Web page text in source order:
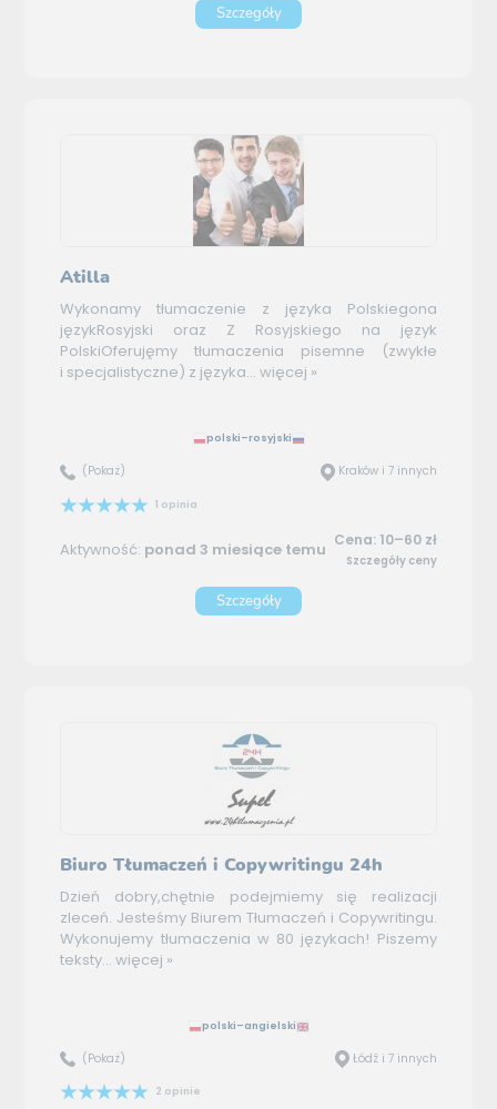
Szczegóły
Atilla
Wykonamy tłumaczenie z języka Polskiegona
językRosyjski oraz Z Rosyjskiego na język
PolskiOferujęmy tłumaczenia pisemne (zwykłe
i specjalistyczne) z języka... więcej »
polski–rosyjski
(Pokaż) Kraków i 7 innych
1 opinia
Aktywność: ponad 3 miesiące temu Cena: 10–60 zł
Szczegóły ceny
Szczegóły
Biuro Tłumaczeń i Copywritingu 24h
Dzień dobry,chętnie podejmiemy się realizacji
zleceń. Jesteśmy Biurem Tłumaczeń i Copywritingu.
Wykonujemy tłumaczenia w 80 językach! Piszemy
teksty... więcej »
polski–angielski
(Pokaż) Łódź i 7 innych
2 opinie